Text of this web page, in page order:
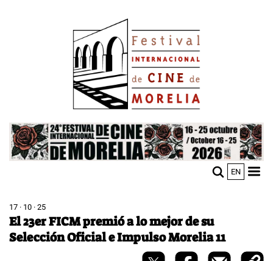
Image
EN
17 · 10 · 25
El 23er FICM premió a lo mejor de su
Selección Oficial e Impulso Morelia 11